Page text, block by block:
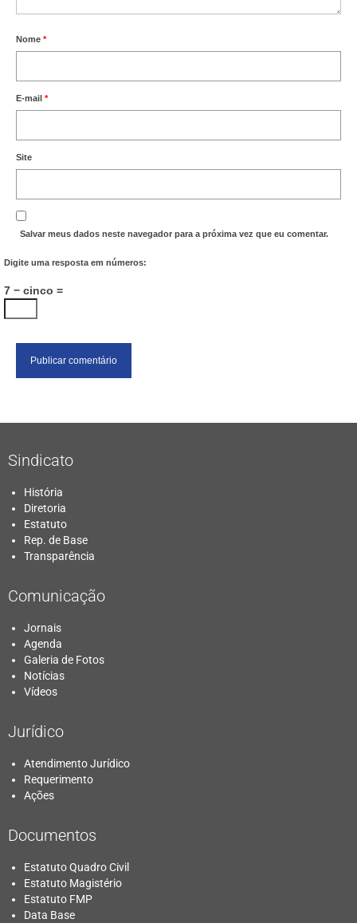
Nome *
E-mail *
Site
Salvar meus dados neste navegador para a próxima vez que eu comentar.
Digite uma resposta em números:
7 − cinco =
Sindicato
História
Diretoria
Estatuto
Rep. de Base
Transparência
Comunicação
Jornais
Agenda
Galeria de Fotos
Notícias
Vídeos
Jurídico
Atendimento Jurídico
Requerimento
Ações
Documentos
Estatuto Quadro Civil
Estatuto Magistério
Estatuto FMP
Data Base